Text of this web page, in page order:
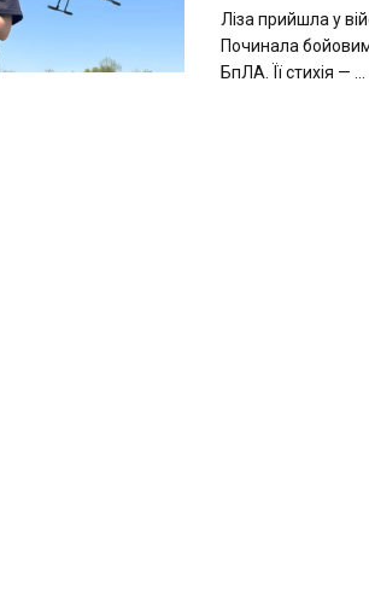
⁨Ліза прийшла у
Починала
БпЛА. Її стихія — ...